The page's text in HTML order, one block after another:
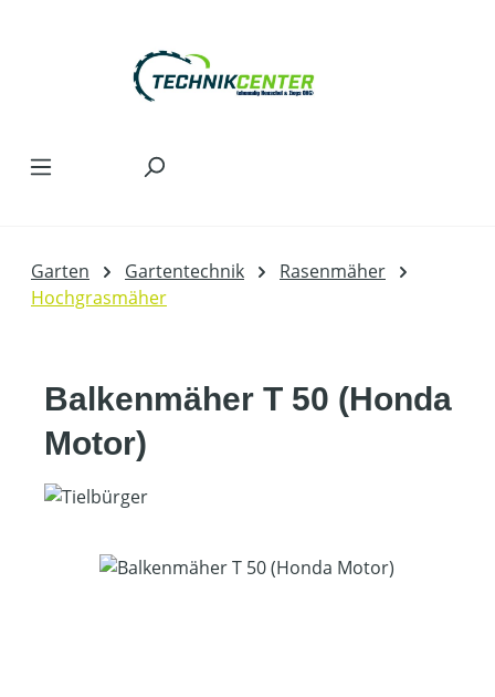
Garten Gartentechnik
Rasenmäher
Hochgrasmäher
Balkenmäher T 50 (Honda
Motor)
Bildergalerie überspringen